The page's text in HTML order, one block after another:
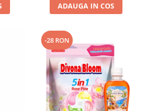
ADAUGA IN COS
-28 RON